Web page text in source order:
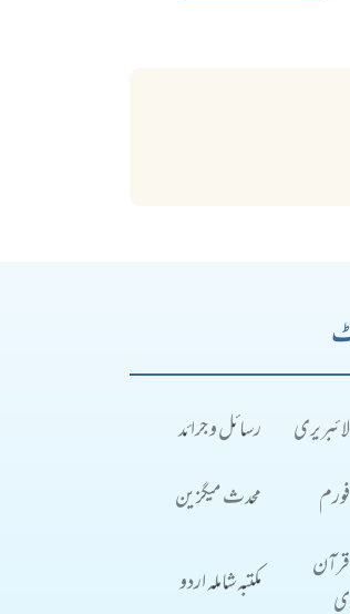
رسائل و جرائد
محدث میگزین
مکتبہ شاملہ اردو